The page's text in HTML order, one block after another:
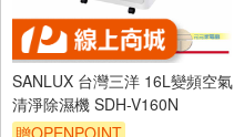
SANLUX 台灣三洋 16L變頻空氣
清淨除濕機 SDH-V160N
贈OPENPOINT